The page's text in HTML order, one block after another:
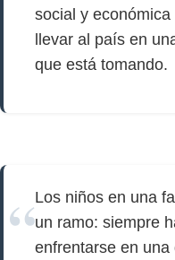
social y
llevar al país en
que está tomando.
Los niños en una
un ramo: siempre
enfrentarse en una